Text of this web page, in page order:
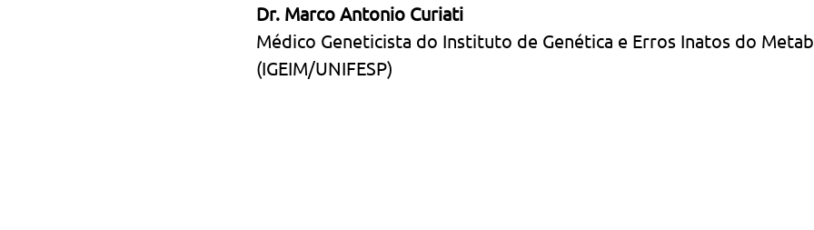
Dr. Marco Antonio Curiati
Médico Geneticista do Instituto de Genética e Erros Inatos do
(IGEIM/UNIFESP)